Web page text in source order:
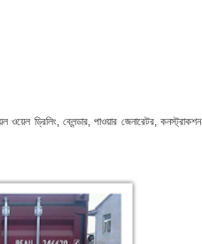
ওয়েল ড্রিলিং, ব্লেন্ডার, পাওয়ার জেনারেটর, কনস্ট্রাকশন